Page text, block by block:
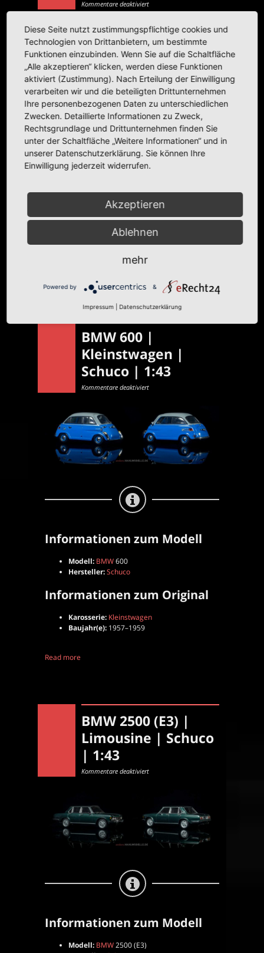
Kommentare deaktiviertfür
220
Avantgarde
(W
203)
|
Limousine
Schuco
1:43
Informationen zum Modell
Informationen zum Original
Limousine| Variante: Stufenheck
Baujahr(e):2000–2007
BMW 600 |
Kleinstwagen |
Schuco | 1:43
Kommentare deaktiviertfür
Kleinstwagen
Schuco
|
1:43
Informationen zum Modell
Modell: BMW600
Hersteller:Schuco
Informationen zum Original
Karosserie: Kleinstwagen
Baujahr(e): 1957–1959
Read more
BMW 2500 (E3) |
Limousine | Schuco
| 1:43
Kommentare deaktiviertfür
Schuco
|
1:43
Informationen zum Modell
Modell: BMW2500 (E3)
Diese Seite nutzt zustimmungspflichtige cookies und
Technologien von Drittanbietern, um bestimmte
Funktionen einzubinden. Wenn Sie auf die Schaltfläche
„Alle akzeptieren“ klicken, werden diese Funktionen
aktiviert (Zustimmung). Nach Erteilung der Einwilligung
verarbeiten wir und die beteiligten Drittunternehmen
Ihre personenbezogenen Daten zu unterschiedlichen
Zwecken. Detaillierte Informationen zu Zweck,
Rechtsgrundlage und Drittunternehmen finden Sie
unter der Schaltfläche „Weitere Informationen“ und in
unserer Datenschutzerklärung. Sie können Ihre
Einwilligung jederzeit widerrufen.
Akzeptieren
Ablehnen
mehr
Powered by &
Impressum Datenschutzerklärung